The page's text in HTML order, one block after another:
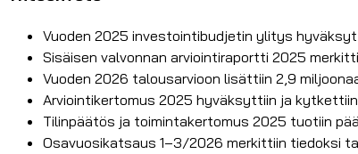
Vuoden 2025 investointibudjetin ylitys
Sisäisen valvonnan arviointiraportti 2025
Vuoden 2026 talousarvioon lisättiin 2,9
Arviointikertomus 2025 hyväksyttiin ja
Tilinpäätös ja toimintakertomus 2025 tuotiin
Osavuosikatsaus 1–3/2026 merkittiin tiedoksi